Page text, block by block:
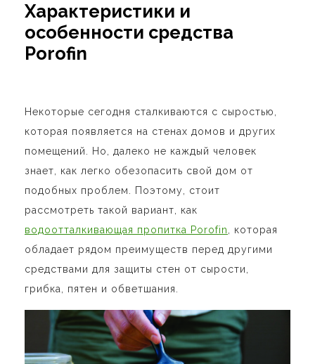
Характеристики и
особенности средства
Porofin
Некоторые сегодня сталкиваются с сыростью,
которая появляется на стенах домов и других
помещений. Но, далеко не каждый человек
знает, как легко обезопасить свой дом от
подобных проблем. Поэтому, стоит
рассмотреть такой вариант, как
водоотталкивающая пропитка Porofin, которая
обладает рядом преимуществ перед другими
средствами для защиты стен от сырости,
грибка, пятен и обветшания.